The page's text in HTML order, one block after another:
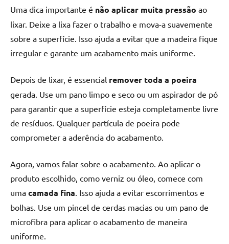
Uma dica importante é não aplicar muita pressão ao
lixar. Deixe a lixa fazer o trabalho e mova-a suavemente
sobre a superfície. Isso ajuda a evitar que a madeira fique
irregular e garante um acabamento mais uniforme.
Depois de lixar, é essencial remover toda a poeira
gerada. Use um pano limpo e seco ou um aspirador de pó
para garantir que a superfície esteja completamente livre
de resíduos. Qualquer partícula de poeira pode
comprometer a aderência do acabamento.
Agora, vamos falar sobre o acabamento. Ao aplicar o
produto escolhido, como verniz ou óleo, comece com
uma camada fina. Isso ajuda a evitar escorrimentos e
bolhas. Use um pincel de cerdas macias ou um pano de
microfibra para aplicar o acabamento de maneira
uniforme.